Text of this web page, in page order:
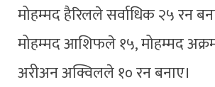
मोहम्मद हैरिलले सर्वाधिक २५ रन
मोहम्मद आशिफले १५, मोहम्मद
अरीअन अक्विलले १० रन बनाए।